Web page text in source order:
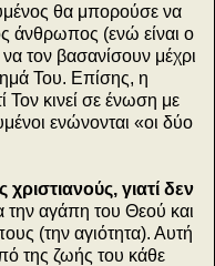
θα μπορούσε να
άνθρωπος (ενώ είναι ο
τον βασανίσουν μέχρι
Του. Επίσης, η
Τον κινεί σε ένωση με
ενώνονται «οι δύο
γιατί δεν
την αγάπη του Θεού και
(την αγιότητα). Αυτή
της ζωής του κάθε